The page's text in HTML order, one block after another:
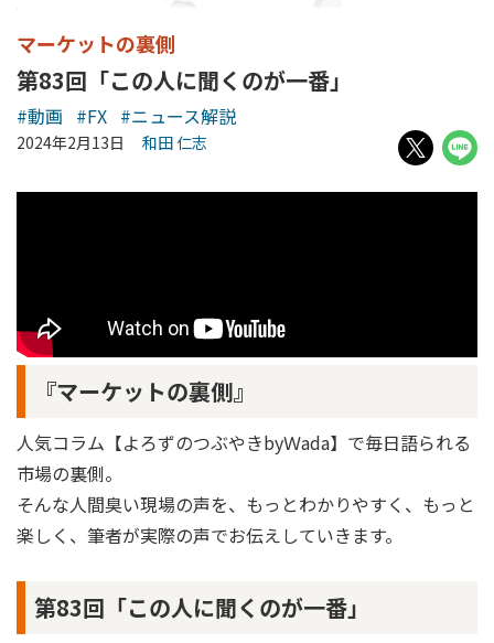
マーケットの裏側
第83回「この人に聞くのが一番」
#動画 #FX #ニュース解説
2024年2月13日 和田 仁志
『マーケットの裏側』
人気コラム【よろずのつぶやきbyＷada】で毎日語られる
市場の裏側。
そんな人間臭い現場の声を、もっとわかりやすく、もっと
楽しく、筆者が実際の声でお伝えしていきます。
第83回「この人に聞くのが一番」